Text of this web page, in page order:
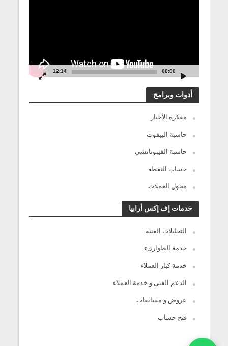
00:00
12:14
أدوات وبرامج
مفكرة الأخبار
حاسبة البيفوت
حاسبة الفيبوناتشي
حساب النقطة
محول العملات
خدمات إف إكس أرابيا
التحليلات الفنية
خدمة الطوارىء
خدمة كبار العملاء
الدعم الفنى و خدمة العملاء
عروض و مسابقات
فتح حساب